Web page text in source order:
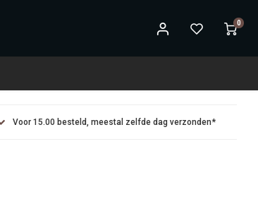
0
Voor 15.00 besteld, meestal zelfde dag verzonden*